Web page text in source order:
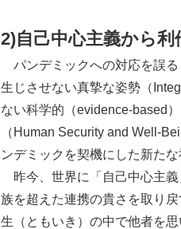
2)自己中心主義から利
パンデミックへの対応を誤る
生じさせない真摯な姿勢（
ない科学的（evidence-based
（Human Security and Well-
ンデミックを契機にした新た
昨今、世界に「自己中心主義
族を超えた連携の貴さを取り
生（ともいき）の中で他者を